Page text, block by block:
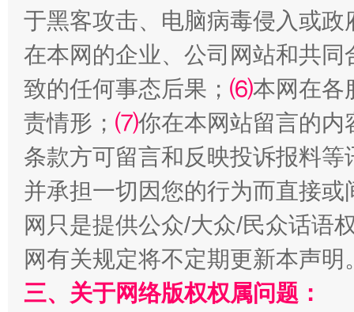
揭批美国五大"原罪" "炒
于黑客攻击、电脑病毒侵入或
在本网的企业、公司网站和共
致的任何事态后果； ⑹本网在各
责情形； ⑺你在本网站留言的内
条款方可留言和反映投诉报料
并承担一切因您的行为而直接
网只是提供公众/大众/民众话语
网有关规定将不定期更新本声明
三、关于网络版权权属问题：